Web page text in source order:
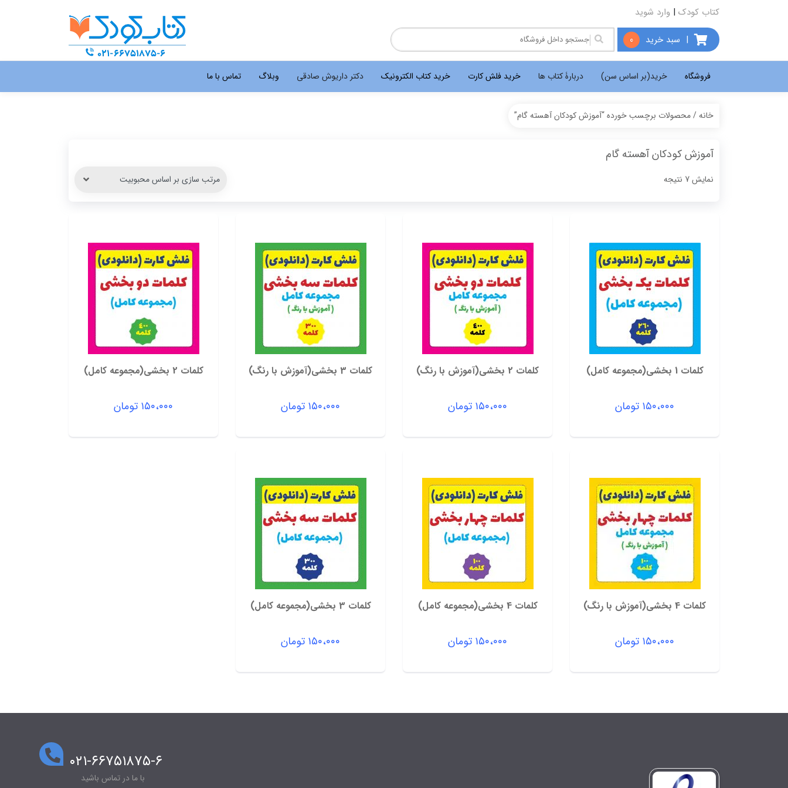
کتاب کودک | وارد شوید
| سبد خرید 0
فروشگاه خرید(بر اساس سن) دربارۀ کتاب ها خرید فلش کارت خرید کتاب الکترونیک دکتر داریوش صادقی وبلاگ تماس با ما
خانه/ محصولات برچسب خورده “آموزش کودکان آهسته گام”
آموزش کودکان آهسته گام
نمایش 7 نتیجه
Sorted
کلمات 1 بخشی(مجموعه کامل)
۱۵۰،۰۰۰ تومان
کلمات 2 بخشی(آموزش با رنگ)
۱۵۰،۰۰۰ تومان
کلمات 3 بخشی(آموزش با رنگ)
۱۵۰،۰۰۰ تومان
کلمات 2 بخشی(مجموعه کامل)
۱۵۰،۰۰۰ تومان
کلمات 4 بخشی(آموزش با رنگ)
۱۵۰،۰۰۰ تومان
کلمات 4 بخشی(مجموعه کامل)
۱۵۰،۰۰۰ تومان
کلمات 3 بخشی(مجموعه کامل)
۱۵۰،۰۰۰ تومان
۰۲۱-۶۶۷۵۱۸۷۵-۶
با ما در تماس باشید